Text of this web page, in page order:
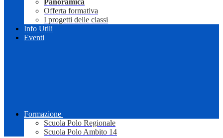
Panoramica
Offerta formativa
I progetti delle classi
Info Utili
Eventi
Formazione
Scuola Polo Regionale
Scuola Polo Ambito 14